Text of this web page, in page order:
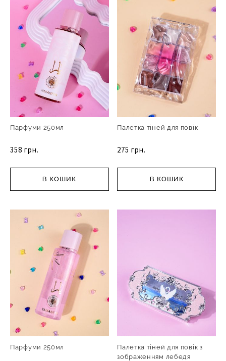
Парфуми 250мл
358 грн.
В КОШИК
Палетка тіней для повік
275 грн.
В КОШИК
Парфуми 250мл
Палетка тіней для повік з
зображенням лебедя